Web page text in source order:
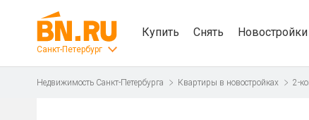
Санкт-Петербург
Купить Снять Новостройки
Недвижимость Санкт-Петербурга Квартиры в новостройках 2-